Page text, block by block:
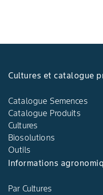
Cultures et catalogue
Catalogue Semences
Catalogue Produits
Cultures
Biosolutions
Outils
Informations
Par Cultures